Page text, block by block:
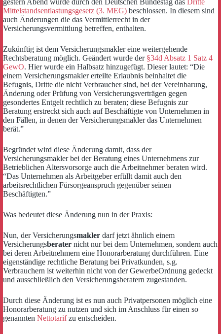
gestern Abend wurde durch den Deutschen Bundestag das Dritte
Mittelstandsentlastungsgesetz (3. MEG) beschlossen. In diesem sind
auch Änderungen die das Vermittlerrecht in der
Versicherungsvermittlung betreffen, enthalten.
Zukünftig ist dem Versicherungsmakler eine weitergehende
Rechtsberatung möglich. Geändert wurde der §34d Absatz 1 Satz 4
GewO. Hier wurde ein Halbsatz hinzugefügt. Dieser lautet: “Die
einem Versicherungsmakler erteilte Erlaubnis beinhaltet die
Befugnis, Dritte die nicht Verbraucher sind, bei der Vereinbarung,
Änderung oder Prüfung von Versicherungsverträgen gegen
gesondertes Entgelt rechtlich zu beraten; diese Befugnis zur
Beratung erstreckt sich auch auf Beschäftigte von Unternehmen in
den Fällen, in denen der Versicherungsmakler das Unternehmen
berät.”
Begründet wird diese Änderung damit, dass der
Versicherungsmakler bei der Beratung eines Unternehmens zur
Betrieblichen Altersvorsorge auch die Arbeitnehmer beraten wird.
“Das Unternehmen als Arbeitgeber erfüllt damit auch den
arbeitsrechtlichen Fürsorgeanspruch gegenüber seinen
Beschäftigten.”
Was bedeutet diese Änderung nun in der Praxis:
Nun, der Versicherungsmakler darf jetzt ähnlich einem
Versicherungsberater nicht nur bei dem Unternehmen, sondern auch
bei deren Arbeitnehmern eine Honorarberatung durchführen. Eine
eigenständige rechtliche Beratung bei Privatkunden, s.g.
Verbrauchern ist weiterhin nicht von der GewerbeOrdnung gedeckt
und ausschließlich den Versicherungsberatern zugestanden.
Durch diese Änderung ist es nun auch Privatpersonen möglich eine
Honorarberatung zu nutzen und sich im Anschluss für einen so
genannten Nettotarifzu entscheiden.